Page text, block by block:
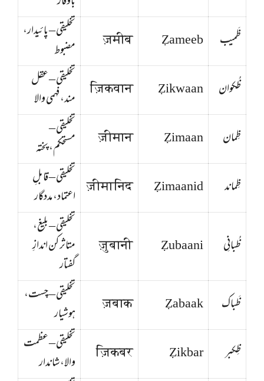
ظَمیب
Ẓameeb
ज़मीब
تخلیقی – پائیدار،
مضبوط
ظُکوان
Ẓikwaan
ज़िकवान
تخلیقی – عقل
مند، فہمی والا
ظِمان
Ẓimaan
ज़ीमान
تخلیقی –
مستحکم، پختہ
ظِماند
Ẓimaanid
ज़ीमानिद
تخلیقی – قابلِ
اعتماد، مددگار
ظُبانِی Ẓubaani
ज़ुबानी
تخلیقی – بلیغ،
متاثر کن اندازِ
گفتار
ظَباک
Ẓabaak
ज़बाक
تخلیقی – چست،
ہوشیار
ظِکبر
Ẓikbar
ज़िकबर
تخلیقی – عظمت
والا، شاندار